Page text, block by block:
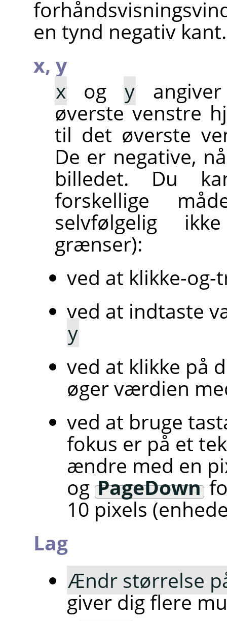
en tynd negativ kant.
x, y
x og y
øverste venstre
til det øverste
De er negative,
billedet. Du
forskellige
selvfølgelig
grænser):
ved at klikke-
ved at indtaste
y
ved at klikke på
øger værdien
ved at bruge
fokus er på et
ændre med en
og PageDown
10 pixels
Lag
Ændr størrelse
giver dig flere